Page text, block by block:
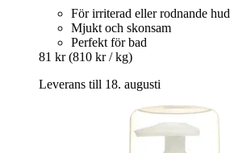
För irriterad eller rodnande hud
Mjukt och skonsam
Perfekt för bad
81 kr (810 kr / kg)
Leverans till 18. augusti